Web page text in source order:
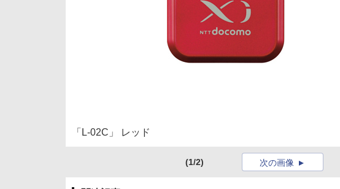
「L-02C」 レッド
(1/2) 次の画像